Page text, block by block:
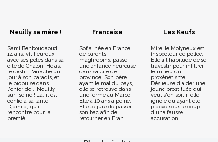
Neuilly sa mère !
Sami Benboudaoud,
14 ans, vit heureux
avec ses potes dans sa
cité de Châlon. Hélas,
le destin l'arrache un
jour à son paradis, et
le propulse dans
l'enfer de... Neuilly-
sur- seine ! Là, il est
confié à sa tante
Djamila, qu'il
rencontre pour la
premiè...
Francaise
Sofia, née en France
de parents
maghrébins, passe
une enfance heureuse
dans sa cité de
province. Son père
ayant le mal du pays,
elle se retrouve dans
une ferme au Maroc.
Elle a 10 ans à peine.
Elle se jure de passer
son bac afin de
retourner en Fran...
Les Keufs
Mireille Molyneux est
inspecteur de police.
Elle a l'habitude de se
travestir pour infiltrer
le milieu du
proxénétisme.
Désireuse d'aider une
jeune prostituée qui
veut s'en sortir, elle
ignore qu'ayant été
placée sous le coup
d'une fausse
accusation,...